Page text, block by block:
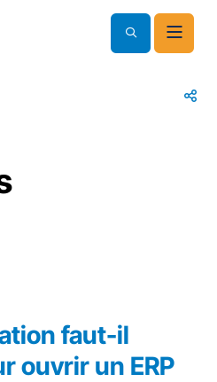
faut-il
ouvrir un ERP